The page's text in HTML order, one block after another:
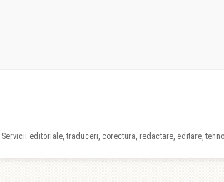
Servicii editoriale, traduceri, corectura, redactare, editare,